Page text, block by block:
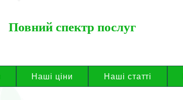
Повний спектр послуг
Наші ціни Наші статті